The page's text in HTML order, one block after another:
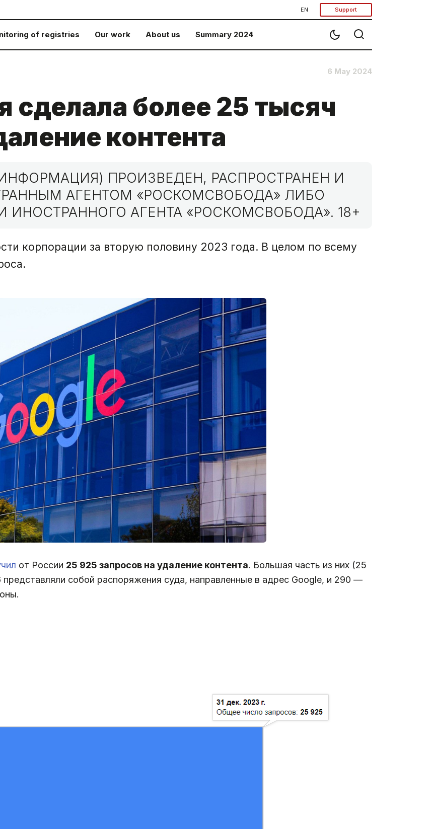
EN Support
of registries Our work About us Summary 2024
6 May 2024
сделала более 25 тысяч
контента
ПРОИЗВЕДЕН, РАСПРОСТРАНЕН И
АГЕНТОМ «РОСКОМСВОБОДА» ЛИБО
ИНОСТРАННОГО АГЕНТА «РОСКОМСВОБОДА». 18+
корпорации за вторую половину 2023 года. В целом по всему
от России 25 925 запросов на удаление контента. Большая часть из них (25
собой распоряжения суда, направленные в адрес Google, и 290 —